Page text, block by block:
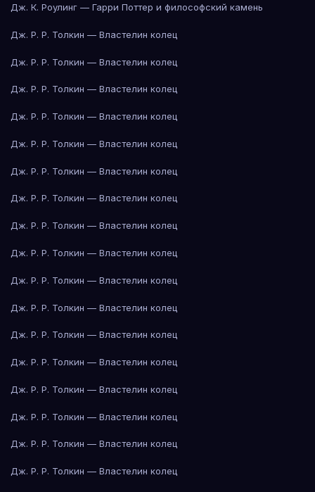
Дж. К. Роулинг — Гарри Поттер и философский камень
Дж. Р. Р. Толкин — Властелин колец
Дж. Р. Р. Толкин — Властелин колец
Дж. Р. Р. Толкин — Властелин колец
Дж. Р. Р. Толкин — Властелин колец
Дж. Р. Р. Толкин — Властелин колец
Дж. Р. Р. Толкин — Властелин колец
Дж. Р. Р. Толкин — Властелин колец
Дж. Р. Р. Толкин — Властелин колец
Дж. Р. Р. Толкин — Властелин колец
Дж. Р. Р. Толкин — Властелин колец
Дж. Р. Р. Толкин — Властелин колец
Дж. Р. Р. Толкин — Властелин колец
Дж. Р. Р. Толкин — Властелин колец
Дж. Р. Р. Толкин — Властелин колец
Дж. Р. Р. Толкин — Властелин колец
Дж. Р. Р. Толкин — Властелин колец
Дж. Р. Р. Толкин — Властелин колец